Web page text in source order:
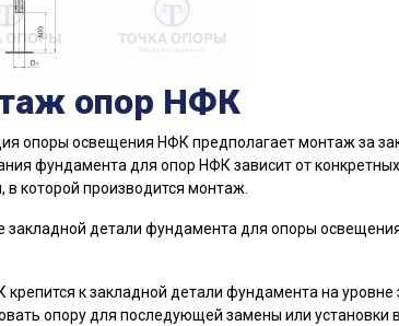
опор НФК
опоры освещения НФК предполагает монтаж за
фундамента для опор НФК зависит от
в которой производится монтаж.
закладной детали фундамента для опоры
к закладной детали фундамента на
опору для последующей замены или установки